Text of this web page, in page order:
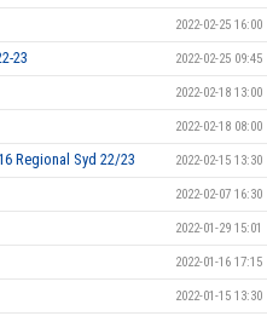
2022-02-25 16:00
23 2022-02-25 09:45
2022-02-18 13:00
2022-02-18 08:00
Regional Syd 22/23 2022-02-15 13:30
2022-02-07 16:30
2022-01-29 15:01
2022-01-16 17:15
2022-01-15 13:30